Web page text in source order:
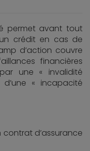
permet avant tout
crédit en cas de
d’action couvre
financières
une « invalidité
« incapacité
contrat d’assurance